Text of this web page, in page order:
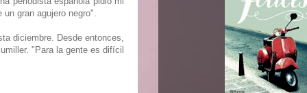
gran agujero negro".
diciembre. Desde entonces,
"Para la gente es difícil